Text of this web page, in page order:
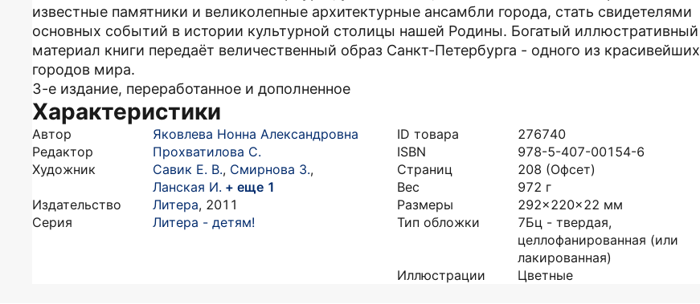
известные памятники и великолепные архитектурные ансамбли города, стать свидетелями
основных событий в истории культурной столицы нашей Родины. Богатый иллюстративный
материал книги передаёт величественный образ Санкт-Петербурга - одного из красивейших
городов мира.
3-е издание, переработанное и дополненное
Характеристики
Автор
Яковлева Нонна Александровна
Редактор
Прохватилова С.
Художник
Савик Е. В., Смирнова З.,
Ланская И. + еще 1
Издательство
Литера, 2011
Серия
Литера - детям!
ID товара
276740
ISBN
978-5-407-00154-6
Страниц
208 (Офсет)
Вес
972 г
Размеры
292x220x22 мм
Тип обложки
7Бц - твердая,
целлофанированная (или
лакированная)
Иллюстрации
Цветные